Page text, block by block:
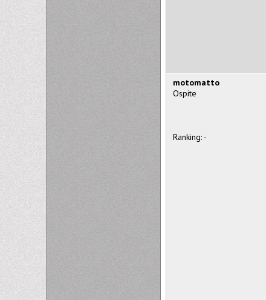
motomatto
Ospite
Ranking: -